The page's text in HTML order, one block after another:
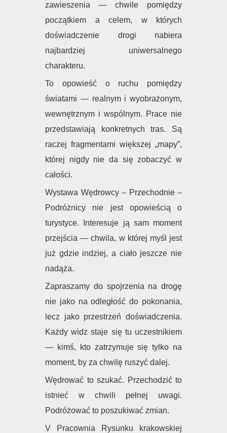
zawieszenia — chwile pomiędzy
początkiem a celem, w których
doświadczenie drogi nabiera
najbardziej uniwersalnego
charakteru.
To opowieść o ruchu pomiędzy
światami — realnym i wyobrażonym,
wewnętrznym i wspólnym. Prace nie
przedstawiają konkretnych tras. Są
raczej fragmentami większej „mapy”,
której nigdy nie da się zobaczyć w
całości.
Wystawa Wędrowcy – Przechodnie –
Podróżnicy nie jest opowieścią o
turystyce. Interesuje ją sam moment
przejścia — chwila, w której myśl jest
już gdzie indziej, a ciało jeszcze nie
nadąża.
Zapraszamy do spojrzenia na drogę
nie jako na odległość do pokonania,
lecz jako przestrzeń doświadczenia.
Każdy widz staje się tu uczestnikiem
— kimś, kto zatrzymuje się tylko na
moment, by za chwilę ruszyć dalej.
Wędrować to szukać. Przechodzić to
istnieć w chwili pełnej uwagi.
Podróżować to poszukiwać zmian.
V Pracownia Rysunku krakowskiej